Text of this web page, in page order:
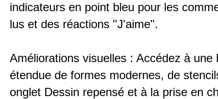
indicateurs en point bleu pour les
lus et des réactions "J'aime".
Améliorations visuelles : Accédez à une
étendue de formes modernes, de
onglet Dessin repensé et à la prise en